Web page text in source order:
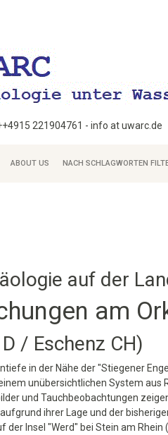
221904761 - info at uwarc.de
ABOUT US NACH SCHLAGWORTEN
auf der
am
/ Eschenz CH)
in der Nähe der "Stiegener
unübersichtlichen System aus
und Tauchbeobachtungen
ihrer Lage und der
der Insel "Werd" bei Stein am